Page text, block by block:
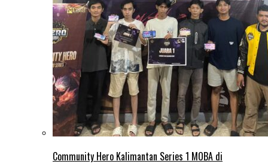
Community Hero Kalimantan Series 1 MOBA di